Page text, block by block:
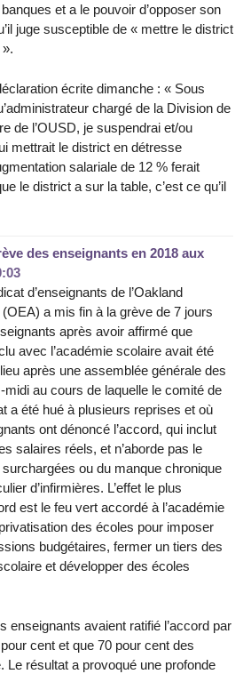
et a le pouvoir d’opposer son
juge susceptible de « mettre le district
écrite dimanche : « Sous
chargé de la Division de
de l’OUSD, je suspendrai et/ou
mettrait le district en détresse
salariale de 12 % ferait
le district a sur la table, c’est ce qu’il
des enseignants en 2018 aux
d’enseignants de l’Oakland
a mis fin à la grève de 7 jours
après avoir affirmé que
avec l’académie scolaire avait été
après une assemblée générale des
midi au cours de laquelle le comité de
a été hué à plusieurs reprises et où
ont dénoncé l’accord, qui inclut
salaires réels, et n’aborde pas le
ou du manque chronique
d’infirmières. L’effet le plus
est le feu vert accordé à l’académie
des écoles pour imposer
budgétaires, fermer un tiers des
et développer des écoles
enseignants avaient ratifié l’accord par
cent et que 70 pour cent des
Le résultat a provoqué une profonde